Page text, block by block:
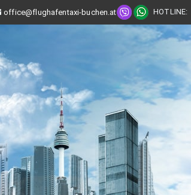
office@flughafentaxi-buchen.at HOTLINE: